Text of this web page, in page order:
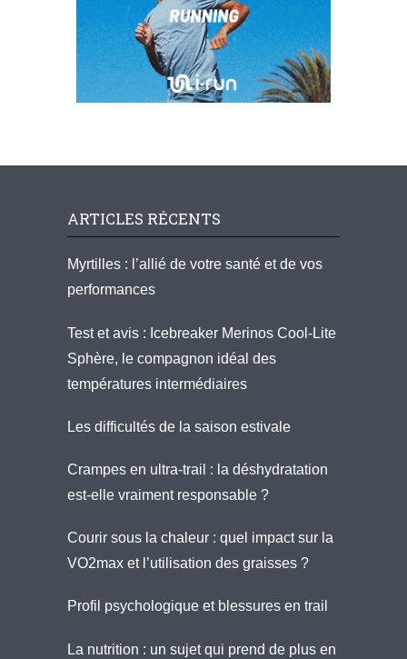
ARTICLES RÉCENTS
Myrtilles : l’allié de votre santé et de vos
performances
Test et avis : Icebreaker Merinos Cool-Lite
Sphère, le compagnon idéal des
températures intermédiaires
Les difficultés de la saison estivale
Crampes en ultra-trail : la déshydratation
est-elle vraiment responsable ?
Courir sous la chaleur : quel impact sur la
VO2max et l’utilisation des graisses ?
Profil psychologique et blessures en trail
La nutrition : un sujet qui prend de plus en